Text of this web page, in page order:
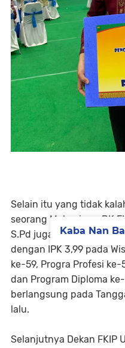
Selain itu yang tidak
seorang Mahasiswa BK
S.Pd juga menjadi
dengan IPK 3,99 pada
ke-59, Progra Profesi
dan Program Diploma
berlangsung pada
lalu.
Selanjutnya Dekan FKIP
Kaba Nan